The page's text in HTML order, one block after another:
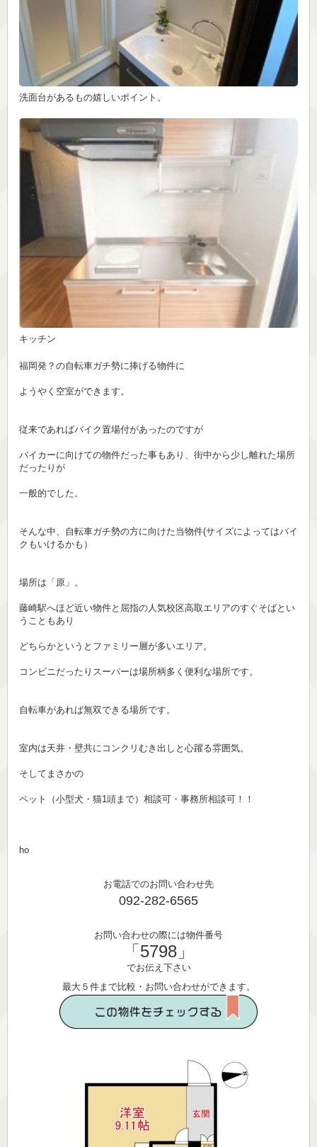
福岡発？の自転車ガチ勢に捧げる物件に
ようやく空室ができます。
従来であればバイク置場付があったのですが
バイカーに向けての物件だった事もあり、街中から少し離れた場所
だったりが
一般的でした。
そんな中、自転車ガチ勢の方に向けた当物件(サイズによってはバイ
クもいけるかも）
場所は「原」。
藤崎駅へほど近い物件と屈指の人気校区高取エリアのすぐそばとい
うこともあり
どちらかというとファミリー層が多いエリア。
コンビニだったりスーパーは場所柄多く便利な場所です。
自転車があれば無双できる場所です。
室内は天井・壁共にコンクリむき出しと心躍る雰囲気。
そしてまさかの
ペット（小型犬・猫1頭まで）相談可・事務所相談可！！
ho
お電話でのお問い合わせ先
092-282-6565
お問い合わせの際には物件番号
「5798」
でお伝え下さい
最大５件まで比較・お問い合わせができます。
洗面台があるもの嬉しいポイント。
キッチン